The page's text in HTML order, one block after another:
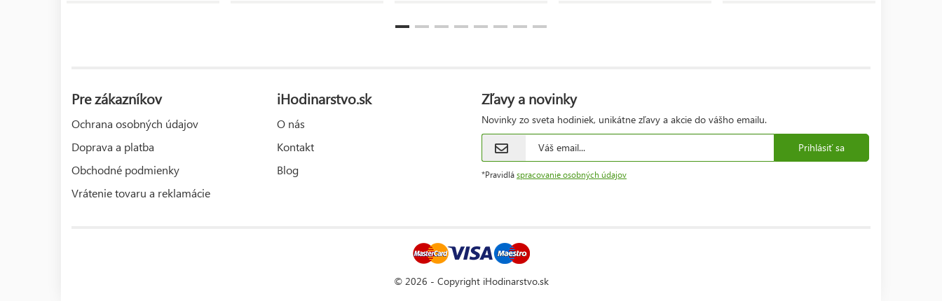
Pre zákazníkov
Ochrana osobných údajov
Doprava a platba
Obchodné podmienky
Vrátenie tovaru a reklamácie
iHodinarstvo.sk
O nás
Kontakt
Blog
Zľavy a novinky
Novinky zo sveta hodiniek, unikátne zľavy a akcie do vášho emailu.
Prihlásiť sa
*Pravidlá spracovanie osobných údajov
© 2026 - Copyright iHodinarstvo.sk